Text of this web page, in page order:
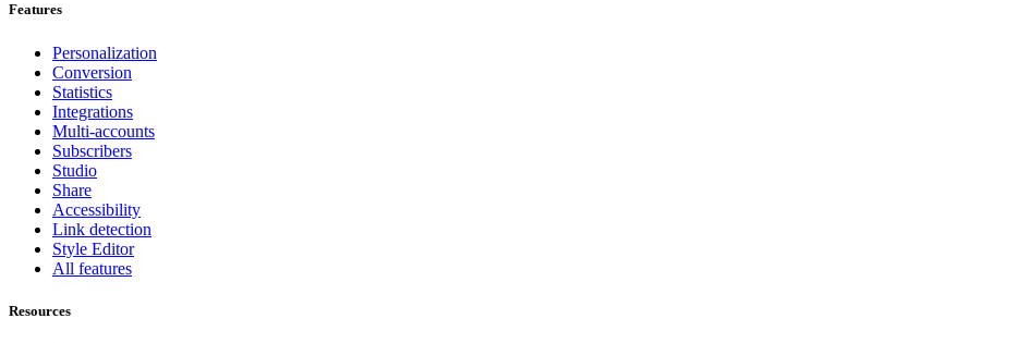
Features
Personalization
Conversion
Statistics
Integrations
Multi-accounts
Subscribers
Studio
Share
Accessibility
Link detection
Style Editor
All features
Resources